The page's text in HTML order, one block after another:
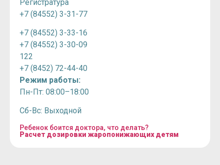
Регистратура
+7 (84552) 3-31-77
+7 (84552) 3-33-16
+7 (84552) 3-30-09
122
+7 (8452) 72-44-40
Режим работы:
Пн-Пт: 08:00–18:00
Сб-Вс: Выходной
Ребенок боится доктора, что делать?
Расчет дозировки жаропонижающих детям